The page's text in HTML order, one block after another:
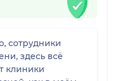
сотрудники
здесь всё
клиники